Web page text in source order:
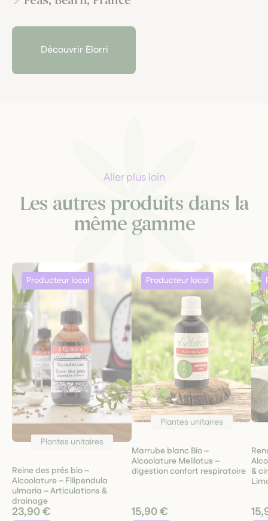
Découvrir Elorri
Aller plus loin
Les autres produits dans la
même gamme
Plantes unitaires
Reine des prés bio –
Alcoolature – Filipendula
ulmaria – Articulations &
drainage
23,90 €
Plantes unitaires
Marrube blanc Bio –
Alcoolature Melilotus –
digestion confort respiratoire
15,90 €
&